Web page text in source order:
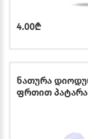
4.00₾
ნათურა
ფრთით პატარა